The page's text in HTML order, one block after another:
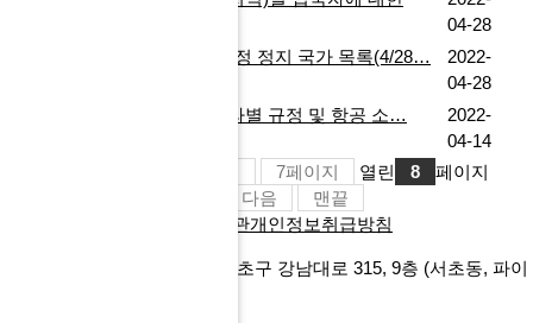
04-28
코로나 19 사증면제협정 잠정 정지 국가 목록(4/28…
2022-
04-28
[fnMICE E-뉴스레터]★"나라별 규정 및 항공 소…
2022-
04-14
7페이지 열린 8
페이지
다음
맨끝
이용약관개인정보취급방침
서울특별시 서초구 강남대로 315, 9층 (서초동, 파이